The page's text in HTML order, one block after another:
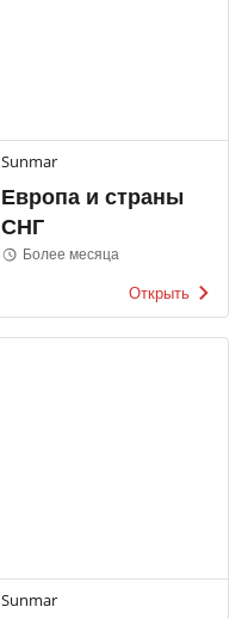
Sunmar
Европа и страны
СНГ
Более месяца
Открыть
Sunmar